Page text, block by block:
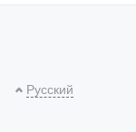
Русский